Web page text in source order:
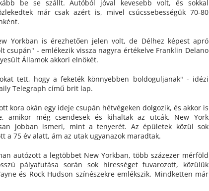
be se szállt. Autóból jóval kevesebb volt, és sokkal
már csak azért is, mivel csúcssebességük 70-80
Yorkban is érezhetően jelen volt, de Délhez képest apró
csupán" - emlékezik vissza nagyra értékelve Franklin Delano
Államok akkori elnökét.
tett, hogy a feketék könnyebben boldoguljanak" - idézi
Telegraph című brit lap.
kora okán egy ideje csupán hétvégeken dolgozik, és akkor is
amikor még csendesek és kihaltak az utcák. New York
jobban ismeri, mint a tenyerét. Az épületek közül sok
a 75 év alatt, ám az utak ugyanazok maradtak.
autózott a legtöbbet New Yorkban, több százezer mérföld
pályafutása során sok hírességet fuvarozott, közülük
és Rock Hudson színészekre emlékszik. Mindketten már